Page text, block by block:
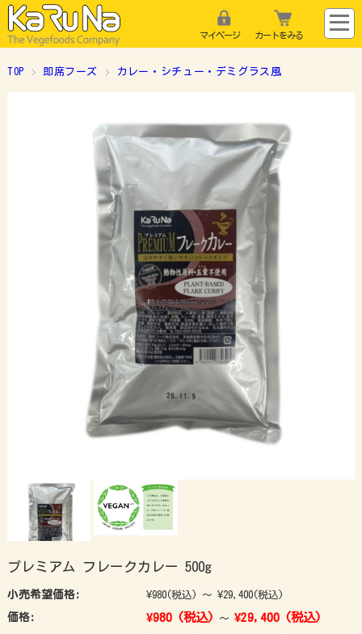
マイページ カートをみる
TOP 即席フーズ カレー・シチュー・デミグラス風
プレミアム フレークカレー 500g
小売希望価格: ¥980(税込) ～ ¥29,400(税込)
価格: ¥980 (税込) ～ ¥29,400 (税込)